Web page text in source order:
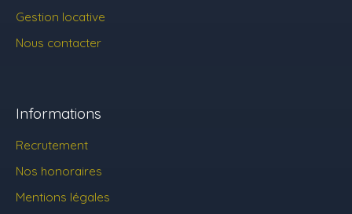
Gestion locative
Nous contacter
Informations
Recrutement
Nos honoraires
Mentions légales